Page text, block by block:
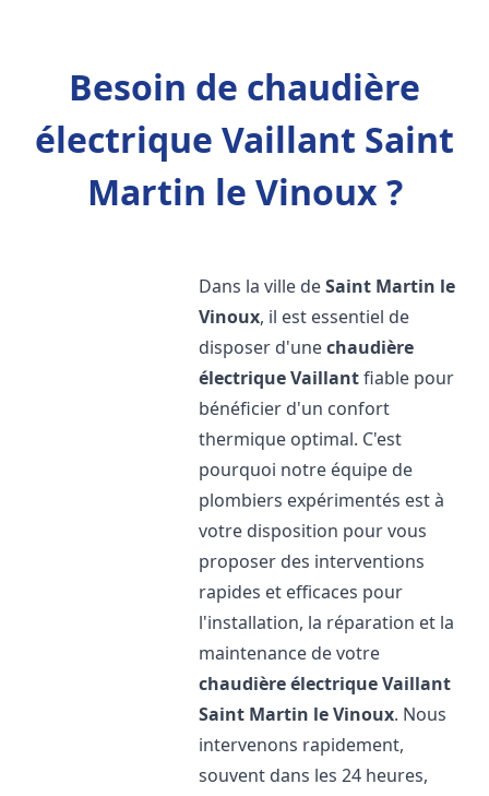
Besoin de chaudière
électrique Vaillant Saint
Martin le Vinoux ?
Dans la ville deSaint Martin le
Vinoux, il est essentiel de
disposer d'unechaudière
électrique Vaillantfiable pour
bénéficier d'un confort
thermique optimal. C'est
pourquoi notre équipe de
plombiers expérimentés est à
votre disposition pour vous
proposer des interventions
rapides et efficaces pour
l'installation, la réparation et la
maintenance de votre
chaudière électrique Vaillant
Saint Martin le Vinoux. Nous
intervenons rapidement,
souvent dans les 24 heures,